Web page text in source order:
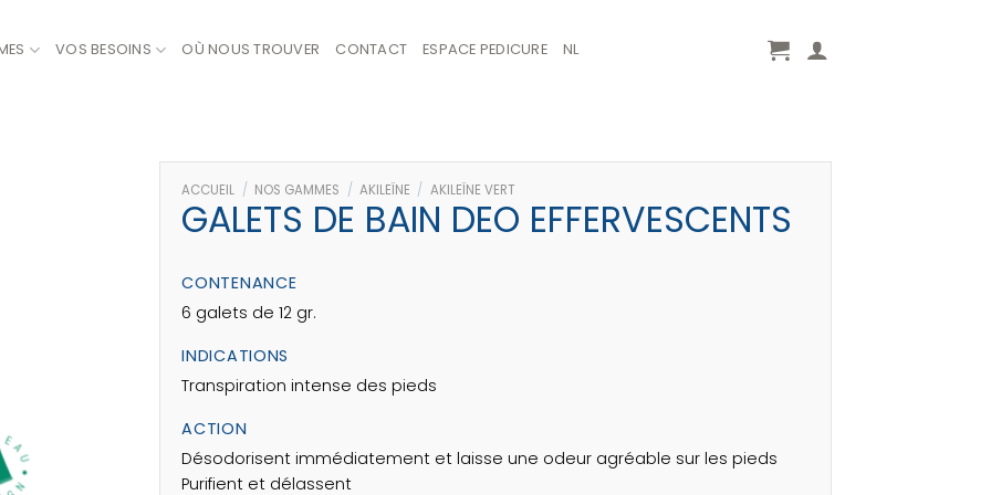
VOS BESOINS OÙ NOUS TROUVER CONTACT ESPACE PEDICURE NL
ACCUEIL / NOS GAMMES / AKILEÏNE / AKILEÏNE VERT
GALETS DE BAIN DEO EFFERVESCENTS
CONTENANCE
6 galets de 12 gr.
INDICATIONS
Transpiration intense des pieds
ACTION
Désodorisent immédiatement et laisse une odeur agréable sur les pieds
Purifient et délassent